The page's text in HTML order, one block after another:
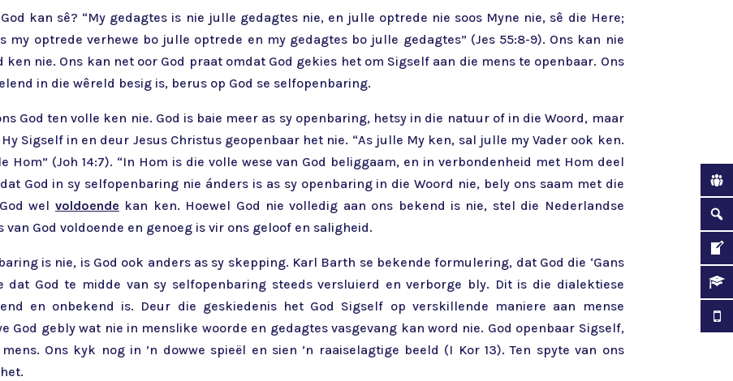
kan sê? “My gedagtes is nie julle gedagtes nie, en julle optrede nie soos Myne nie, sê die Here;
my optrede verhewe bo julle optrede en my gedagtes bo julle gedagtes” (Jes 55:8-9). Ons kan nie
nie. Ons kan net oor God praat omdat God gekies het om Sigself aan die mens te openbaar. Ons
in die wêreld besig is, berus op God se selfopenbaring.
God ten volle ken nie. God is baie meer as sy openbaring, hetsy in die natuur of in die Woord, maar
Sigself in en deur Jesus Christus geopenbaar het nie. “As julle My ken, sal julle my Vader ook ken.
(Joh 14:7). “In Hom is die volle wese van God beliggaam, en in verbondenheid met Hom deel
God in sy selfopenbaring nie ánders is as sy openbaring in die Woord nie, bely ons saam met die
wel voldoende kan ken. Hoewel God nie volledig aan ons bekend is nie, stel die Nederlandse
van God voldoende en genoeg is vir ons geloof en saligheid.
is nie, is God ook anders as sy skepping. Karl Barth se bekende formulering, dat God die ‘Gans
dat God te midde van sy selfopenbaring steeds versluierd en verborge bly. Dit is die dialektiese
en onbekend is. Deur die geskiedenis het God Sigself op verskillende maniere aan mense
God gebly wat nie in menslike woorde en gedagtes vasgevang kan word nie. God openbaar Sigself,
Ons kyk nog in ’n dowwe spieël en sien ’n raaiselagtige beeld (I Kor 13). Ten spyte van ons